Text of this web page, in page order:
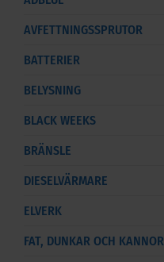
AVFETTNINGSSPRUTOR
BATTERIER
BELYSNING
BLACK WEEKS
BRÄNSLE
DIESELVÄRMARE
ELVERK
FAT, DUNKAR OCH KANNOR